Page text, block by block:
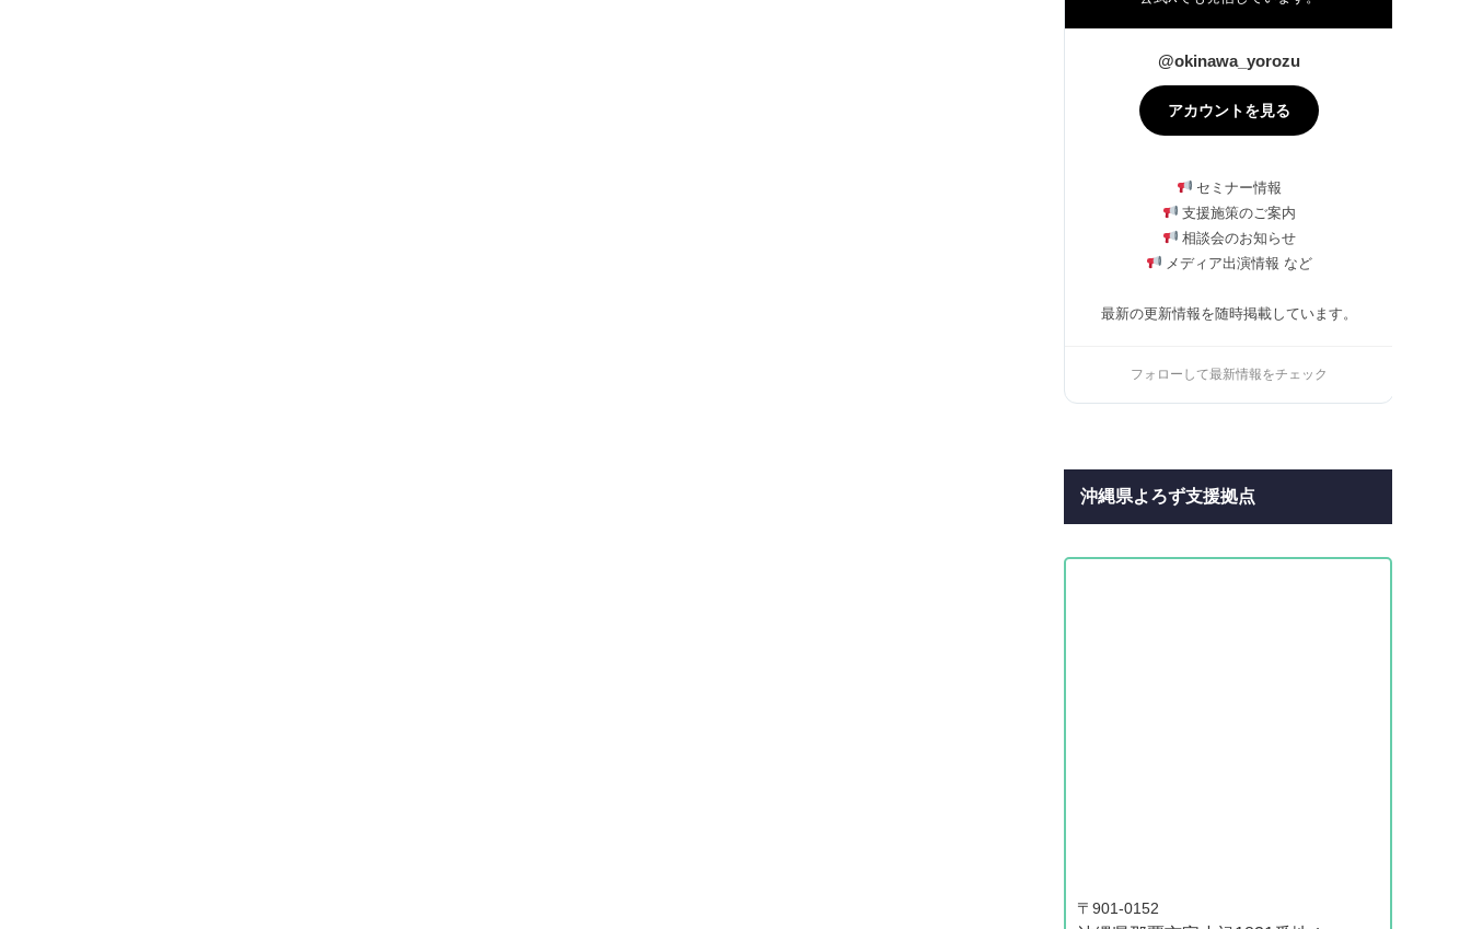
@okinawa_yorozu
アカウントを見る
セミナー情報
支援施策のご案内
相談会のお知らせ
メディア出演情報 など
最新の更新情報を随時掲載しています。
フォローして最新情報をチェック
沖縄県よろず支援拠点
〒901-0152